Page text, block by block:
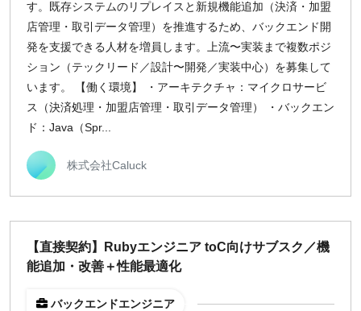
す。既存システムのリプレイスと新規機能追加（決済・加盟
店管理・取引データ管理）を推進するため、バックエンド開
発を支援できる人材を増員します。上流〜実装まで複数ポジ
ション（テックリード／設計〜開発／実装中心）を募集して
います。 【働く環境】 ・アーキテクチャ：マイクロサービ
ス（決済処理・加盟店管理・取引データ管理） ・バックエン
ド：Java（Spr...
株式会社Caluck
【直接契約】Rubyエンジニア toC向けサブスク／機
能追加・改善＋性能最適化
バックエンドエンジニア